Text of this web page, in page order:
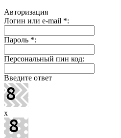
Авторизация
Логин или e-mail *:
Пароль *:
Персональный пин код:
Введите ответ
x